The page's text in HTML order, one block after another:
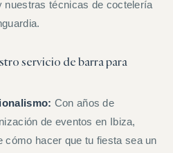
nuestras técnicas de coctelería
servicio de barra para
Con años de
de eventos en Ibiza,
cómo hacer que tu fiesta sea un